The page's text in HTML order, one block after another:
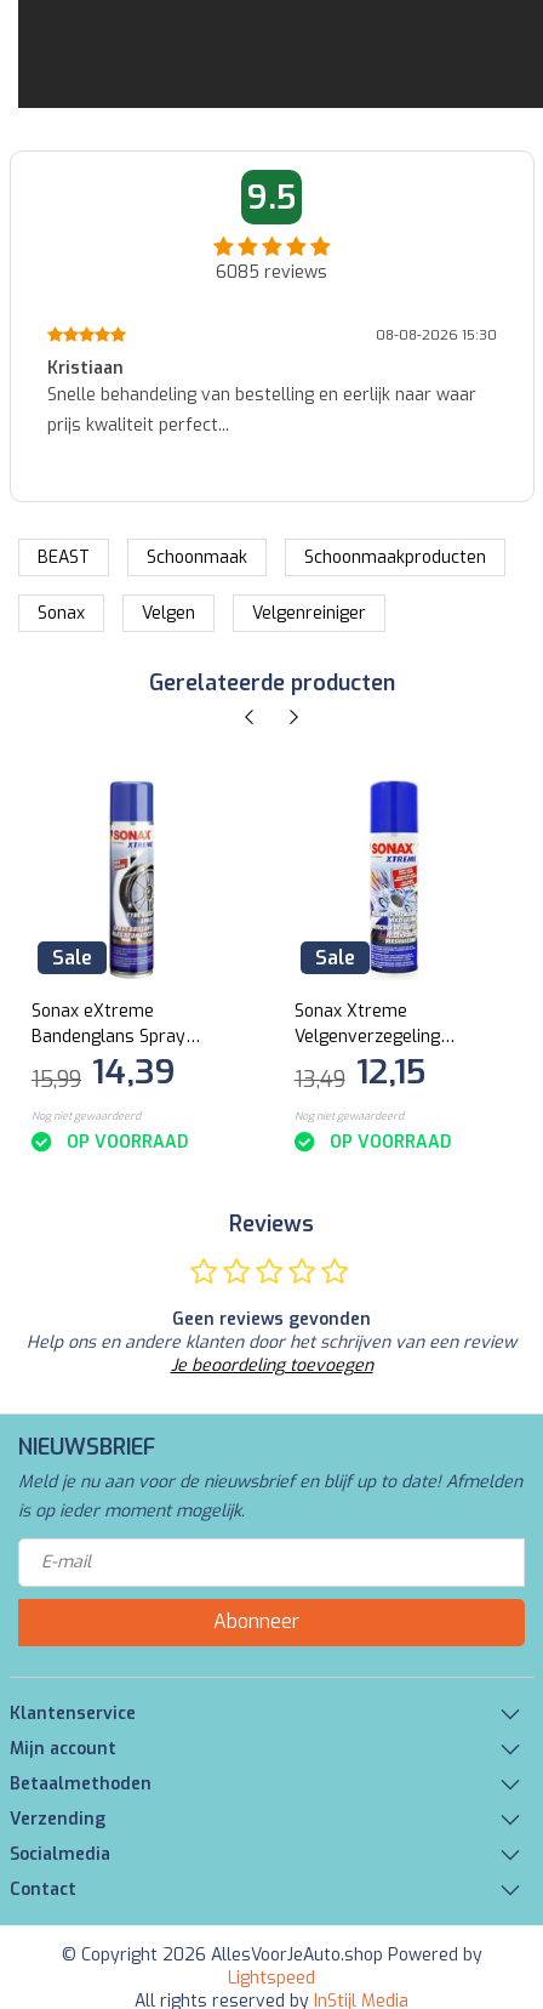
9.5
6085 reviews
08-08-2026 15:30
Kristiaan
Snelle behandeling van bestelling en eerlijk naar waar
prijs kwaliteit perfect...
BEAST Schoonmaak Schoonmaakproducten
Sonax Velgen Velgenreiniger
Gerelateerde producten
Sale
Sonax eXtreme
Bandenglans Spray
15,99 14,39
Nog niet gewaardeerd
OP VOORRAAD
Sale
Sonax Xtreme
Velgenverzegeling
13,49 12,15
Nog niet gewaardeerd
OP VOORRAAD
Reviews
Geen reviews gevonden
Help ons en andere klanten door het schrijven van een review
Je beoordeling toevoegen
NIEUWSBRIEF
Meld je nu aan voor de nieuwsbrief en blijf up to date! Afmelden
is op ieder moment mogelijk.
Abonneer
Klantenservice
Mijn account
Betaalmethoden
Verzending
Socialmedia
Contact
© Copyright 2026 AllesVoorJeAuto.shop Powered by
Lightspeed
All rights reserved by InStijl Media